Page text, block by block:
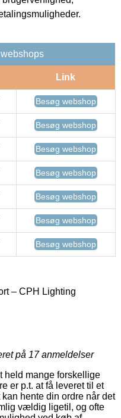
Link
Besøg webshop
Besøg webshop
Besøg webshop
Besøg webshop
Besøg webshop
Besøg webshop
Besøg webshop
– CPH Lighting
på 17anmeldelser
held mange forskellige
er p.t. at få leveret til et
hente din ordre når det
vældig ligetil, og ofte